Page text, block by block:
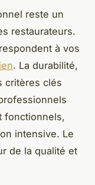
reste un
restaurateurs.
à vos
. La durabilité,
critères clés
fonctionnels,
intensive. Le
de la qualité et